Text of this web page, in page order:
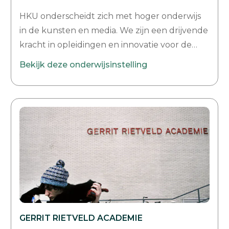
HKU onderscheidt zich met hoger onderwijs
in de kunsten en media. We zijn een drijvende
kracht in opleidingen en innovatie voor de
creatieve industrie en een van de grootste
Europa. HKU telt negen schools met in totaal
4400 studenten: Beeldende Kunst, Design,
Muziek en Technologie, Games en Interactie,
Kunst en Economie, Media, Utrechts
Conservatorium, Theater en Creative
Transformation.
Bekijk deze onderwijsinstelling
GERRIT RIETVELD ACADEMIE